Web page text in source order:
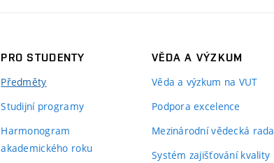
PRO STUDENTY
Předměty
Studijní programy
Harmonogram
akademického roku
VĚDA A VÝZKUM
Věda a výzkum na VUT
Podpora excelence
Mezinárodní vědecká rada
Systém zajišťování kvality